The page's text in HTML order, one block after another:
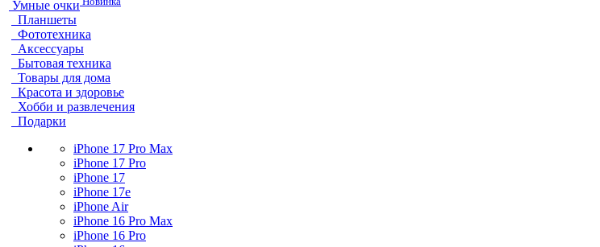
Умные очки
Планшеты
Фототехника
Аксессуары
Бытовая техника
Товары для дома
Красота и здоровье
Хобби и развлечения
Подарки
iPhone 17 Pro Max
iPhone 17 Pro
iPhone 17
iPhone 17e
iPhone Air
iPhone 16 Pro Max
iPhone 16 Pro